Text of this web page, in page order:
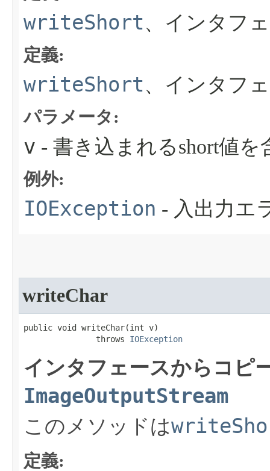
writeShort、インタフ
定義:
writeShort、インタフ
パラメータ:
v - 書き込まれるshort値を
例外:
IOException - 入出力エ
writeChar
public void writeChar​(int v)
               throws
IOException
インタフェースからコピ
ImageOutputStream
このメソッドは
定義: